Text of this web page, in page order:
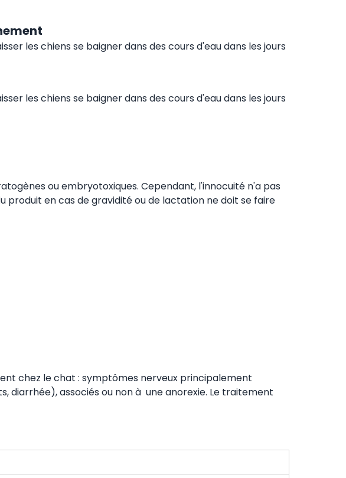
les chiens se baigner dans des cours d'eau dans les jours
les chiens se baigner dans des cours d'eau dans les jours
ou embryotoxiques. Cependant, l'innocuité n'a pas
en cas de gravidité ou de lactation ne doit se faire
chez le chat : symptômes nerveux principalement
diarrhée), associés ou non à une anorexie. Le traitement